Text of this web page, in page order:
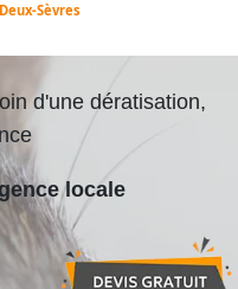
Sèvres
d'une dératisation,
locale